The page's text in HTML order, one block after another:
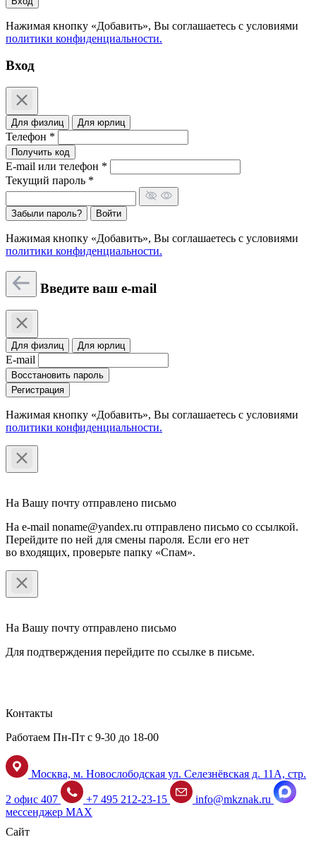
Нажимая кнопку «Добавить», Вы соглашаетесь c условиями
политики конфиденциальности.
Вход
Для физлиц Для юрлиц
Телефон *
Получить код
E-mail или телефон *
Текущий пароль *
Забыли пароль? Войти
Нажимая кнопку «Добавить», Вы соглашаетесь c условиями
политики конфиденциальности.
Введите ваш e-mail
Для физлиц Для юрлиц
E-mail
Восстановить пароль
Регистрация
Нажимая кнопку «Добавить», Вы соглашаетесь c условиями
политики конфиденциальности.
На Вашу почту отправлено письмо
На e-mail noname@yandex.ru отправлено письмо со ссылкой.
Перейдите по ней для смены пароля. Если его нет
во входящих, проверьте папку «Спам».
На Вашу почту отправлено письмо
Для подтверждения перейдите по ссылке в письме.
Контакты
Работаем Пн-Пт с 9-30 до 18-00
Москва, м. Новослободская ул. Селезнёвская д. 11А, стр.
2 офис 407 +7 495 212-23-15
info@mkznak.ru
мессенджер MAX
Сайт